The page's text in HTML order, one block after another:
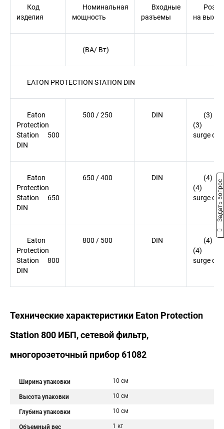
Код
изделия
Номинальная
мощность
Входные
разъемы
на
(ВА/ Вт)
EATON PROTECTION STATION DIN
Eaton
Protection
Station 500
DIN
500 / 250 DIN
(3)
(3)
surge
Eaton
Protection
Station 650
DIN
650 / 400 DIN
(4)
(4)
surge
Eaton
Protection
Station 800
DIN
800 / 500 DIN
(4)
(4)
surge
Технические характеристики Eaton Protection
Station 800 ИБП, сетевой фильтр,
многорозеточный прибор 61082
Ширина упаковки 10 см
Высота упаковки 10 см
Глубина упаковки 10 см
Объемный вес 1 кг
Задать вопрос